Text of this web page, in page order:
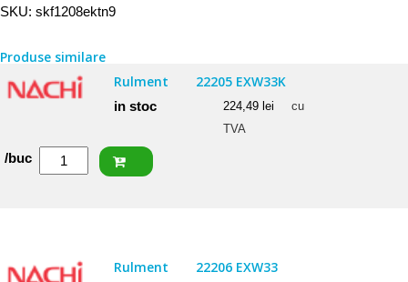
SKU: skf1208ektn9
Produse similare
Rulment
22205 EXW33K
in stoc 224,49 lei
cu
TVA
Cantitate
NACHI
/buc
Rulment 22206 EXW33